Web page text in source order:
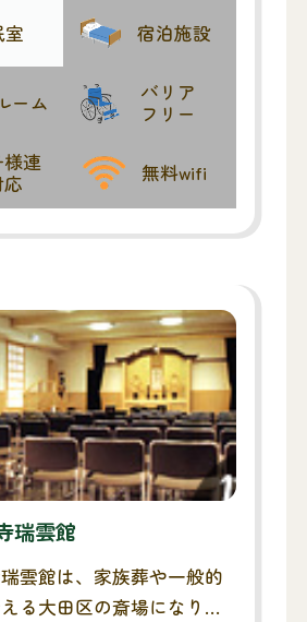
室 宿泊施設
ーム
バリア
フリー
連
無料wifi
瑞雲館
雲館は、家族葬や一般的
る大田区の斎場になりま